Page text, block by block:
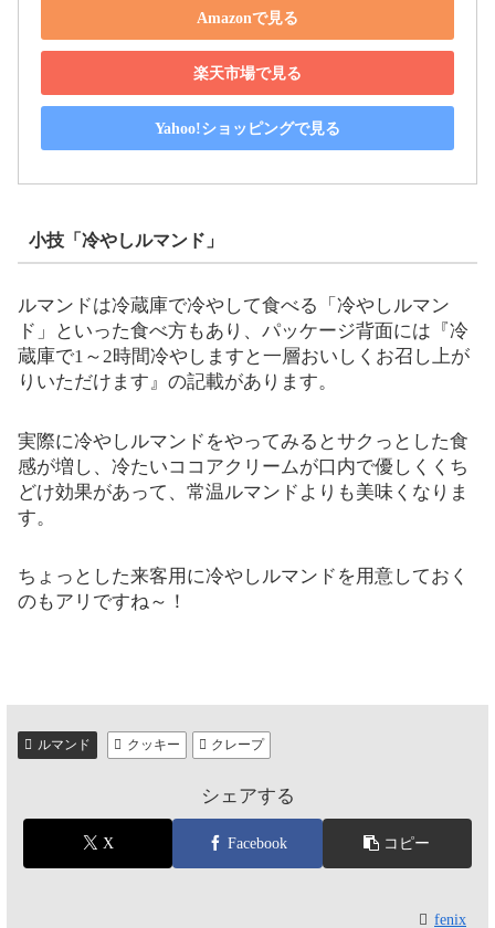
Amazonで見る
楽天市場で見る
Yahoo!ショッピングで見る
小技「冷やしルマンド」
ルマンドは冷蔵庫で冷やして食べる「冷やしルマン
ド」といった食べ方もあり、パッケージ背面には『冷
蔵庫で1～2時間冷やしますと一層おいしくお召し上が
りいただけます』の記載があります。
実際に冷やしルマンドをやってみるとサクっとした食
感が増し、冷たいココアクリームが口内で優しくくち
どけ効果があって、常温ルマンドよりも美味くなりま
す。
ちょっとした来客用に冷やしルマンドを用意しておく
のもアリですね～！
ルマンド クッキー クレープ
シェアする
X Facebook コピー
fenix